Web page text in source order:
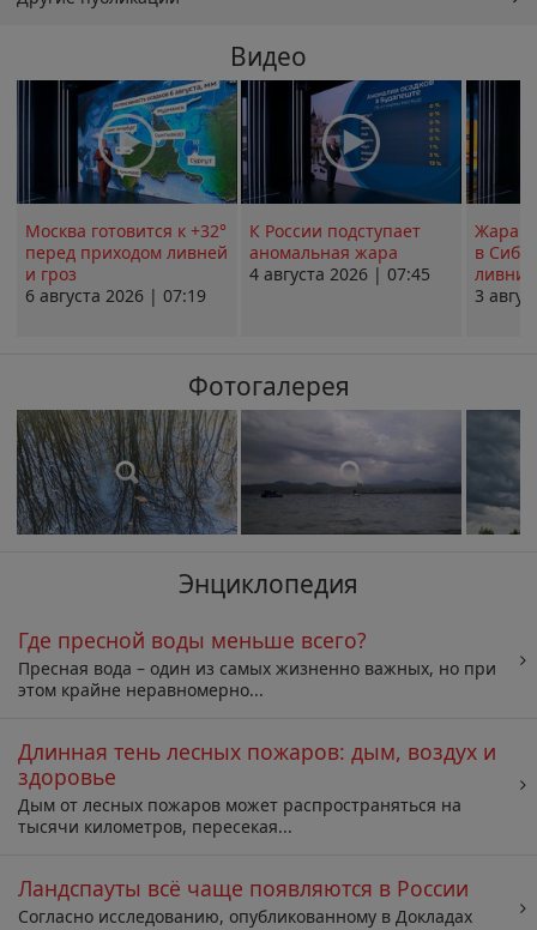
Видео
Москва готовится к +32°
перед приходом ливней
и гроз
6 августа 2026 | 07:19
К России подступает
аномальная жара
4 августа 2026 | 07:45
Жара в
в
ливни
3
Фотогалерея
Энциклопедия
Где пресной воды меньше всего?
Пресная вода – один из самых жизненно важных, но при
этом крайне неравномерно...
Длинная тень лесных пожаров: дым, воздух и
здоровье
Дым от лесных пожаров может распространяться на
тысячи километров, пересекая...
Ландспауты всё чаще появляются в России
Согласно исследованию, опубликованному в Докладах